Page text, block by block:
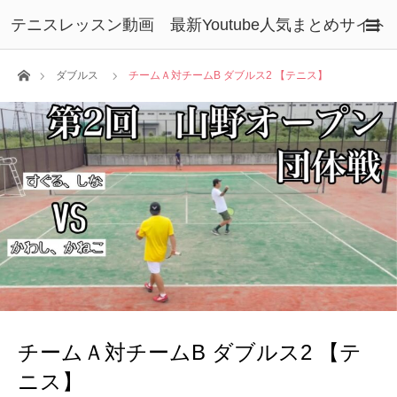
テニスレッスン動画 最新Youtube人気まとめサイト
ホームダブルス チームＡ対チームB ダブルス2 【テニス】
チームＡ対チームB ダブルス2 【テ
ニス】